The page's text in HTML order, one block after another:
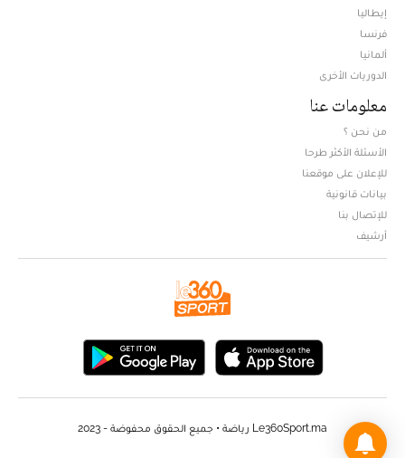
إيطاليا
فرنسا
ألمانيا
الدوريات الأخرى
معلومات عنا
من نحن ؟
الأسئلة الأكثر طرحا
للإعلان على موقعنا
بيانات قانونية
للإتصال بنا
أرشيف
Le360Sport.ma رياضة • جميع الحقوق محفوضة - 2023